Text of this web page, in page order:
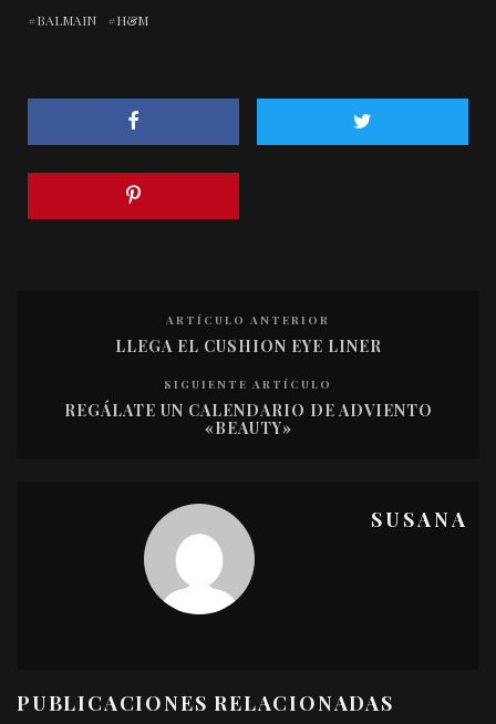
BALMAIN H&M
ARTÍCULO ANTERIOR
LLEGA EL CUSHION EYE LINER
SIGUIENTE ARTÍCULO
REGÁLATE UN CALENDARIO DE ADVIENTO
«BEAUTY»
SUSANA
PUBLICACIONES RELACIONADAS